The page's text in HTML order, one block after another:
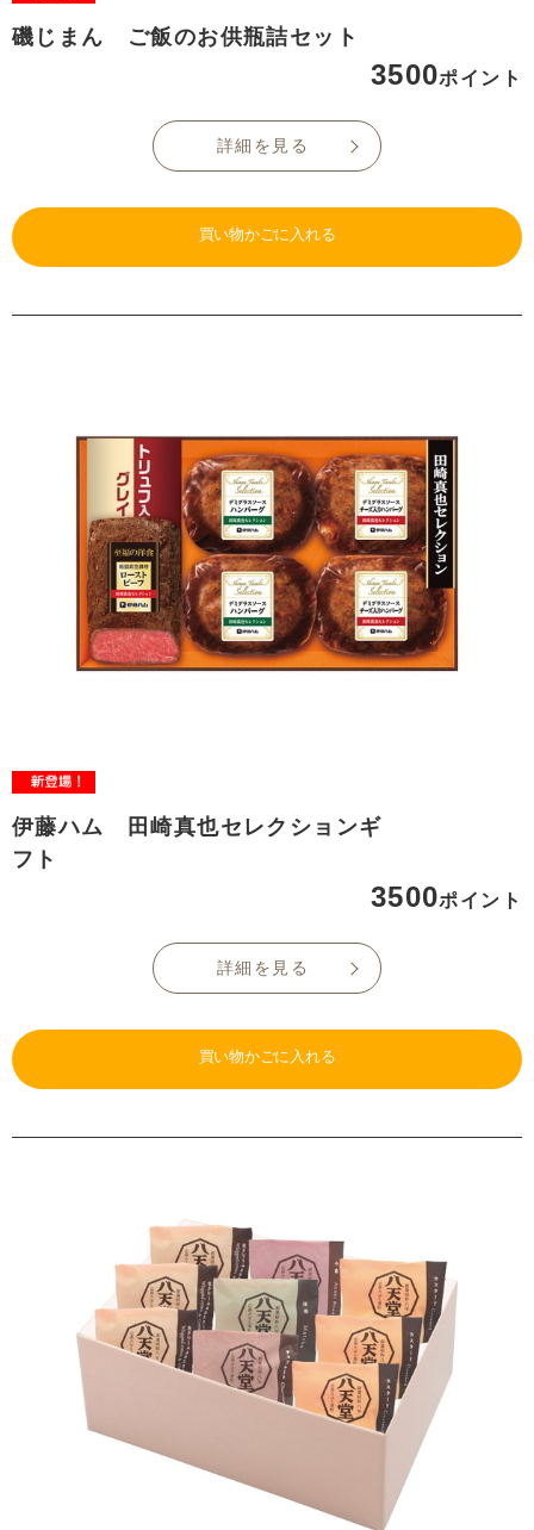
磯じまん ご飯のお供瓶詰セット
3500ポイント
詳細を見る
買い物かごに入れる
伊藤ハム 田崎真也セレクションギ
フト
3500ポイント
詳細を見る
買い物かごに入れる